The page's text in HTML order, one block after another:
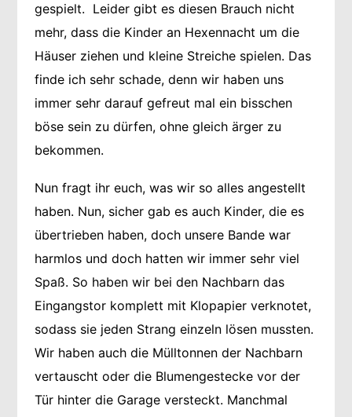
gespielt. Leider gibt es diesen Brauch nicht
mehr, dass die Kinder an Hexennacht um die
Häuser ziehen und kleine Streiche spielen. Das
finde ich sehr schade, denn wir haben uns
immer sehr darauf gefreut mal ein bisschen
böse sein zu dürfen, ohne gleich ärger zu
bekommen.
Nun fragt ihr euch, was wir so alles angestellt
haben. Nun, sicher gab es auch Kinder, die es
übertrieben haben, doch unsere Bande war
harmlos und doch hatten wir immer sehr viel
Spaß. So haben wir bei den Nachbarn das
Eingangstor komplett mit Klopapier verknotet,
sodass sie jeden Strang einzeln lösen mussten.
Wir haben auch die Mülltonnen der Nachbarn
vertauscht oder die Blumengestecke vor der
Tür hinter die Garage versteckt. Manchmal